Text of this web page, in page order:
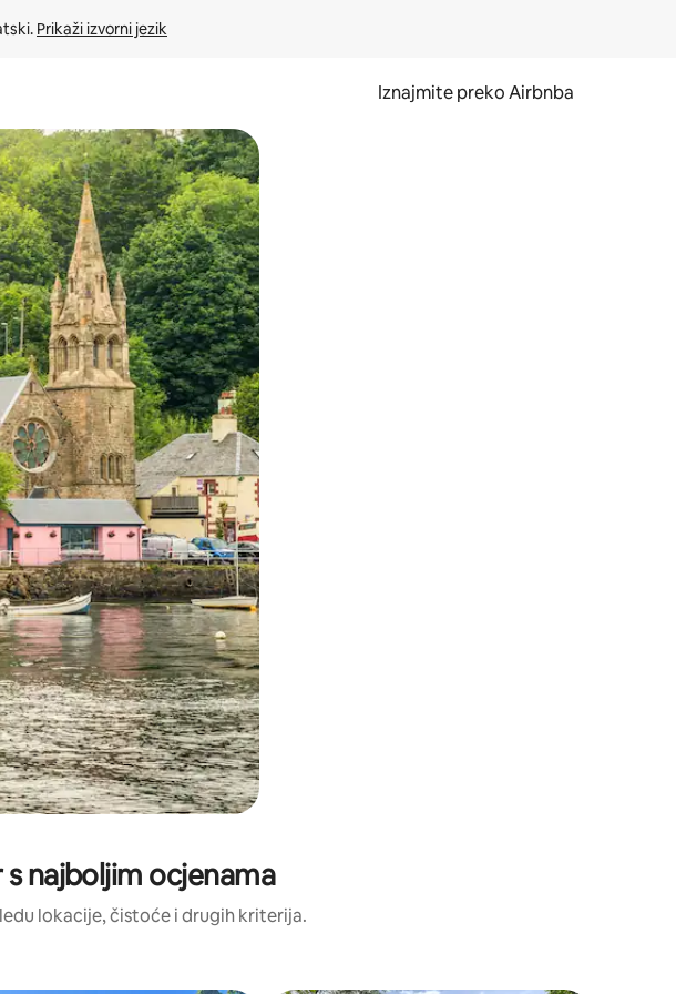
Prikaži izvorni jezik
Iznajmite preko Airbnba
dolje, kao i dodirom ili prelaskom prstom po zaslonu.
najboljim ocjenama
lokacije, čistoće i drugih kriterija.